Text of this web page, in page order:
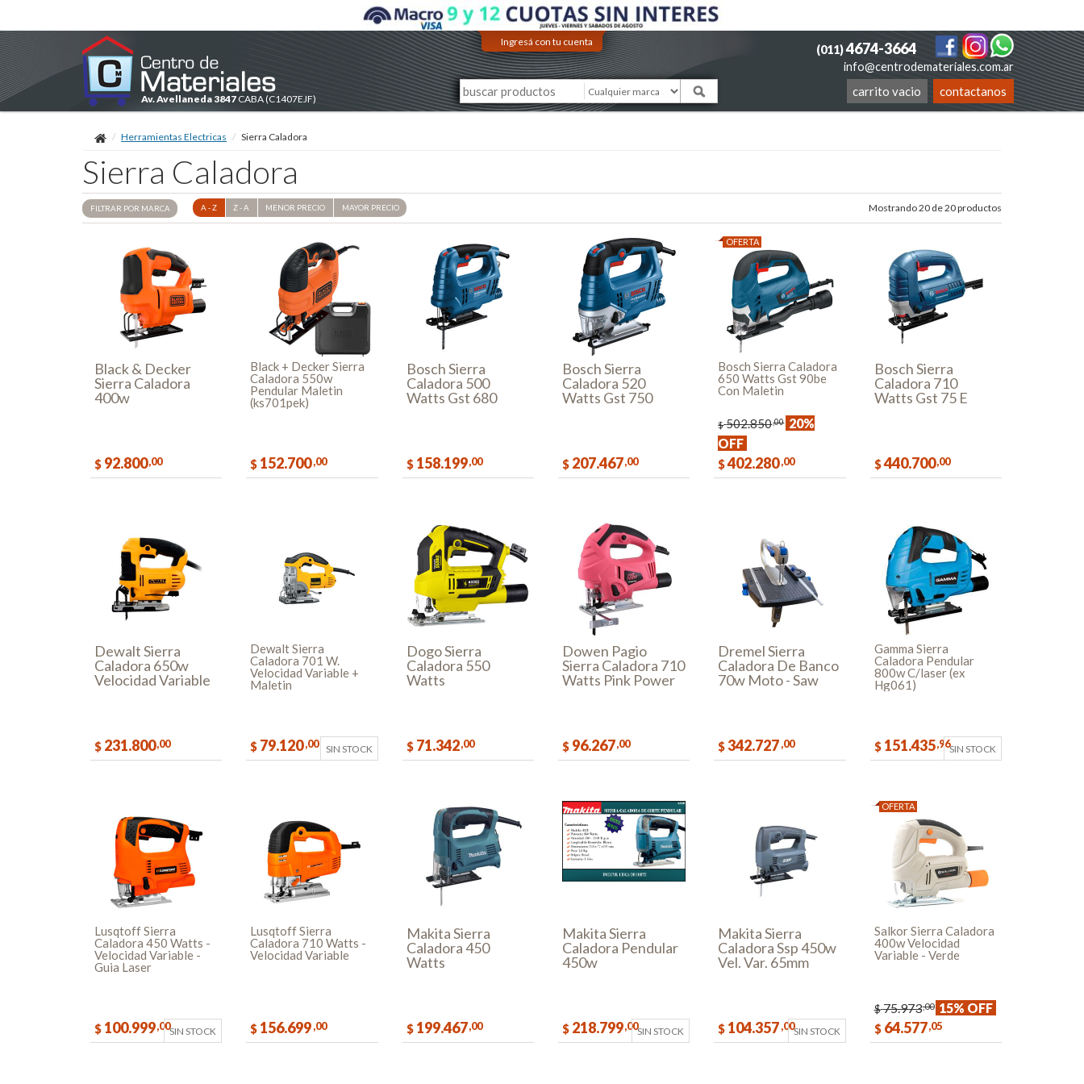
Ingresá con tu cuenta
info@centrodemateriales.com.ar
Av. Avellaneda 3847 CABA(C1407EJF)
(011)4674-3664
contactanos
carrito vacio
Herramientas Electricas Sierra Caladora
Sierra Caladora
FILTRAR POR MARCA A - Z Z - A MENOR PRECIO MAYOR PRECIO Mostrando 20 de 20 productos
Black & Decker
Sierra Caladora
400w
$ 92.800,00
Black + Decker Sierra
Caladora 550w
Pendular Maletin
(ks701pek)
$ 152.700,00
Bosch Sierra
Caladora 500
Watts Gst 680
$ 158.199,00
Bosch Sierra
Caladora 520
Watts Gst 750
$ 207.467,00
OFERTA
Bosch Sierra Caladora
650 Watts Gst 90be
Con Maletin
$ 502.850,00 20%
OFF
$402.280,00
Bosch Sierra
Caladora 710
Watts Gst 75 E
$440.700,00
Dewalt Sierra
Caladora 650w
Velocidad Variable
$ 231.800,00
Dewalt Sierra
Caladora 701 W.
Velocidad Variable +
Maletin
$ 79.120,00 SIN STOCK
Dogo Sierra
Caladora 550
Watts
$ 71.342,00
Dowen Pagio
Sierra Caladora 710
Watts Pink Power
$ 96.267,00
Dremel Sierra
Caladora De Banco
70w Moto - Saw
$342.727 ,00
Gamma Sierra
Caladora Pendular
800w C/laser (ex
Hg061)
$ 151.435,96SIN STOCK
Lusqtoff Sierra
Caladora 450 Watts -
Velocidad Variable -
Guia Laser
$ 100.999,00SIN STOCK
Lusqtoff Sierra
Caladora 710 Watts -
Velocidad Variable
$ 156.699 ,00
Makita Sierra
Caladora 450
Watts
$ 199.467,00
Makita Sierra
Caladora Pendular
450w
$ 218.799,00SIN STOCK
Makita Sierra
Caladora Ssp 450w
Vel. Var. 65mm
$ 104.357 ,00SIN STOCK
OFERTA
Salkor Sierra Caladora
400w Velocidad
Variable - Verde
$75.973,00 15% OFF
$ 64.577,05